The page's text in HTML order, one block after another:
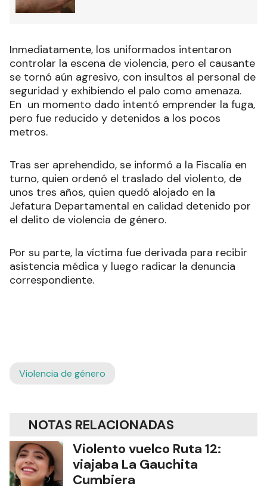
Inmediatamente, los uniformados intentaron
controlar la escena de violencia, pero el causante
se tornó aún agresivo, con insultos al personal de
seguridad y exhibiendo el palo como amenaza.
En un momento dado intentó emprender la fuga,
pero fue reducido y detenidos a los pocos
metros.
Tras ser aprehendido, se informó a la Fiscalía en
turno, quien ordenó el traslado del violento, de
unos tres años, quien quedó alojado en la
Jefatura Departamental en calidad detenido por
el delito de violencia de género.
Por su parte, la víctima fue derivada para recibir
asistencia médica y luego radicar la denuncia
correspondiente.
Violencia de género
NOTAS RELACIONADAS
Violento vuelco Ruta 12:
viajaba La Gauchita
Cumbiera